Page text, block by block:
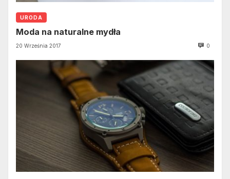
URODA
Moda na naturalne mydła
20 Września 2017 0